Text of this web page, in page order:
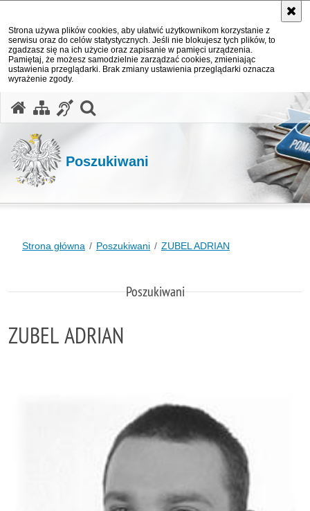
Strona używa plików cookies, aby ułatwić użytkownikom korzystanie z
serwisu oraz do celów statystycznych. Jeśli nie blokujesz tych plików, to
zgadzasz się na ich użycie oraz zapisanie w pamięci urządzenia.
Pamiętaj, że możesz samodzielnie zarządzać cookies, zmieniając
ustawienia przeglądarki. Brak zmiany ustawienia przeglądarki oznacza
wyrażenie zgody.
Poszukiwani
Strona główna Poszukiwani ZUBEL ADRIAN
Poszukiwani
ZUBEL ADRIAN